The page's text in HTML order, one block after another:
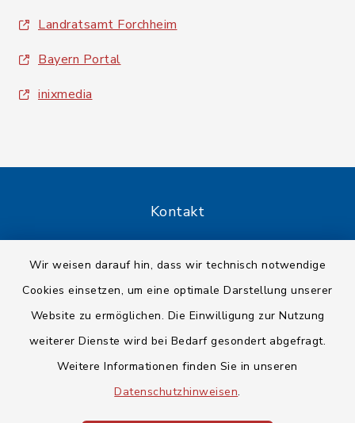
Wir weisen darauf hin, dass wir technisch notwendige
Cookies einsetzen, um eine optimale Darstellung unserer
Website zu ermöglichen. Die Einwilligung zur Nutzung
weiterer Dienste wird bei Bedarf gesondert abgefragt.
Weitere Informationen finden Sie in unseren
Datenschutzhinweisen.
Landratsamt Forchheim
Bayern Portal
inixmedia
Kontakt
Datenschutz
Impressum
Sitemap
Cookie-Einstellungen